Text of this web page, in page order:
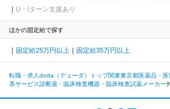
U・Iターン支援あり
ほかの固定給で探す
固定給25万円以上 固定給35万円以上
転職・求人doda（デューダ）トップ関東東京都医薬品・
系サービス診断薬・臨床検査機器・臨床検査試薬メーカー